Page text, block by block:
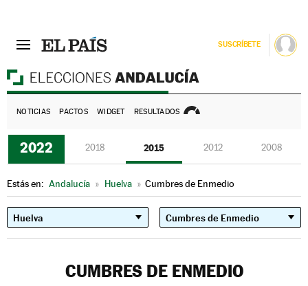
SUSCRÍBETE
NOTICIAS PACTOS WIDGET RESULTADOS
2022 2018 2015 2012 2008
Estás en: Andalucía » Huelva » Cumbres de Enmedio
CUMBRES DE ENMEDIO